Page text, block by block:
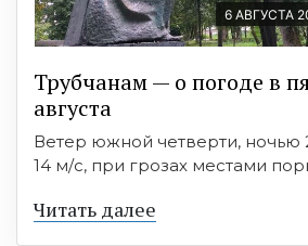
6 АВГУСТА
Трубчанам — о погоде в
августа
Ветер южной четверти, ночью
14 м/с, при грозах местами
Читать далее